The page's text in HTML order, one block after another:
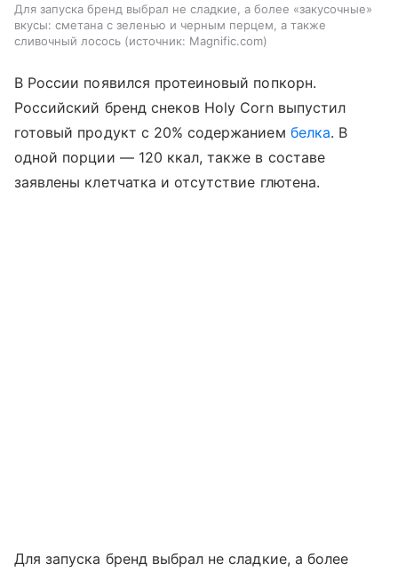
Для запуска бренд выбрал не сладкие, а более «закусочные»
вкусы: сметана с зеленью и черным перцем, а также
сливочный лосось
источник: Magnific.com
В России появился протеиновый попкорн.
Российский бренд снеков Holy Corn выпустил
готовый продукт с 20% содержанием белка. В
одной порции — 120 ккал, также в составе
заявлены клетчатка и отсутствие глютена.
Для запуска бренд выбрал не сладкие, а более